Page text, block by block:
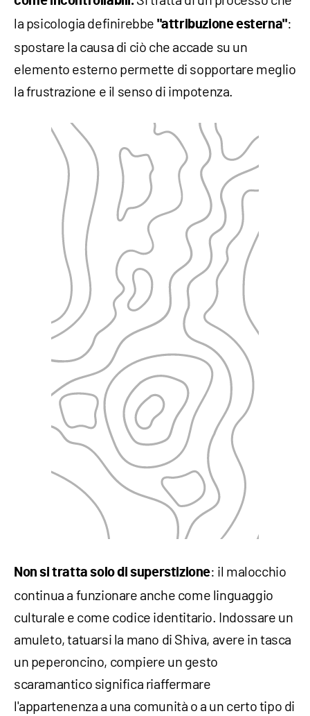
la psicologia definirebbe "attribuzione esterna":
spostare la causa di ciò che accade su un
elemento esterno permette di sopportare meglio
la frustrazione e il senso di impotenza.
Non si tratta solo di superstizione: il malocchio
continua a funzionare anche come linguaggio
culturale e come codice identitario. Indossare un
amuleto, tatuarsi la mano di Shiva, avere in tasca
un peperoncino, compiere un gesto
scaramantico significa riaffermare
l'appartenenza a una comunità o a un certo tipo di